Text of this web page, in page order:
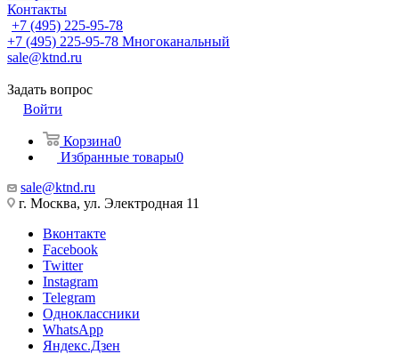
Контакты
+7 (495) 225-95-78
+7 (495) 225-95-78 Многоканальный
sale@ktnd.ru
Задать вопрос
Войти
Корзина0
Избранные товары0
sale@ktnd.ru
г. Москва, ул. Электродная 11
Вконтакте
Facebook
Twitter
Instagram
Telegram
Одноклассники
WhatsApp
Яндекс.Дзен